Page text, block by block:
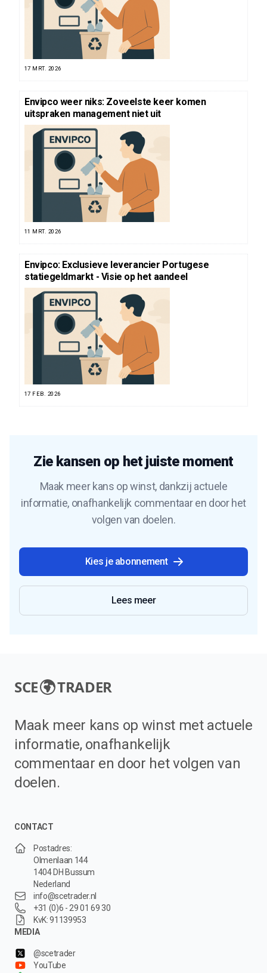
17 MRT. 2026
Envipco weer niks: Zoveelste keer komen
uitspraken management niet uit
11 MRT. 2026
Envipco: Exclusieve leverancier Portugese
statiegeldmarkt - Visie op het aandeel
17 FEB. 2026
Zie kansen op het juiste moment
Maak meer kans op winst, dankzij actuele
informatie, onafhankelijk commentaar en door het
volgen van doelen.
Kies je abonnement
Lees meer
SCE TRADER
Maak meer kans op winst met actuele
informatie, onafhankelijk
commentaar en door het volgen van
doelen.
CONTACT
Postadres:
Olmenlaan 144
1404 DH Bussum
Nederland
info@scetrader.nl
+31 (0)6 - 29 01 69 30
KvK: 91139953
MEDIA
@scetrader
YouTube